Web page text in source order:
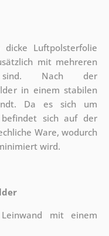
Luftpolsterfolie
mit mehreren
sind. Nach der
in einem stabilen
Da es sich um
sich auf der
Ware, wodurch
wird.
mit einem